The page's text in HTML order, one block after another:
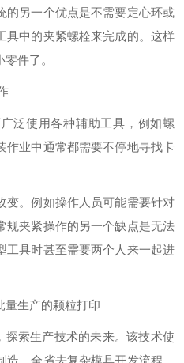
的另一个优点是不需要定心环或
具中的夹紧螺栓来完成的。这样
件了。
泛使用各种辅助工具，例如螺
作业中通常都需要不停地寻找卡
变。例如操作人员可能需要针对
规夹紧操作的另一个缺点是无法
工具时甚至需要两个人来一起进
量生产的颗粒打印
索生产技术的未来。该技术使
，全省去复杂模具开发流程。